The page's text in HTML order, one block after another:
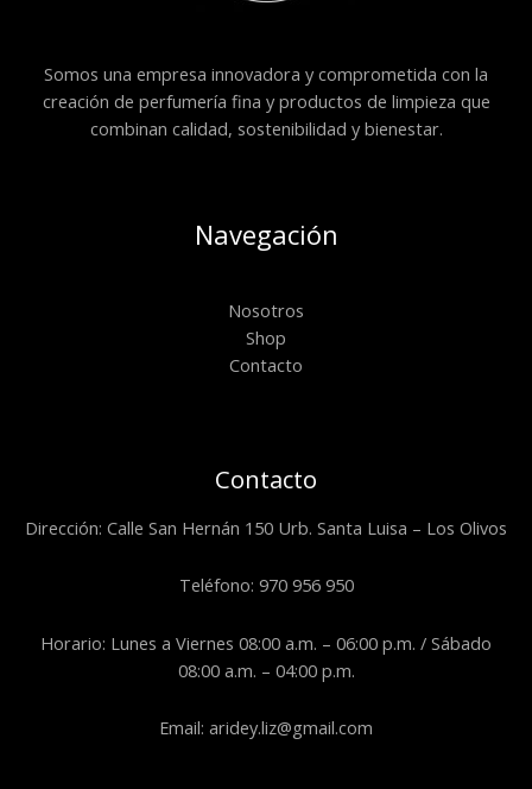
Somos una empresa innovadora y comprometida con la
creación de perfumería fina y productos de limpieza que
combinan calidad, sostenibilidad y bienestar.
Navegación
Nosotros
Shop
Contacto
Contacto
Dirección: Calle San Hernán 150 Urb. Santa Luisa – Los Olivos
Teléfono: 970 956 950
Horario: Lunes a Viernes 08:00 a.m. – 06:00 p.m. / Sábado
08:00 a.m. – 04:00 p.m.
Email: aridey.liz@gmail.com